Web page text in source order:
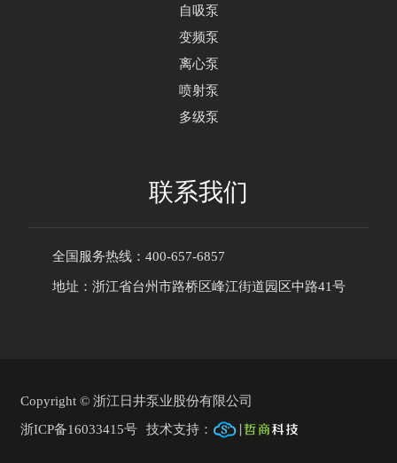
自吸泵
变频泵
离心泵
喷射泵
多级泵
联系我们
全国服务热线：400-657-6857
地址：浙江省台州市路桥区峰江街道园区中路41号
Copyright © 浙江日井泵业股份有限公司
浙ICP备16033415号 技术支持：